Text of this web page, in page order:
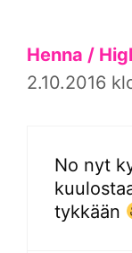
Henna /
2.10.2016
No nyt
tykkään